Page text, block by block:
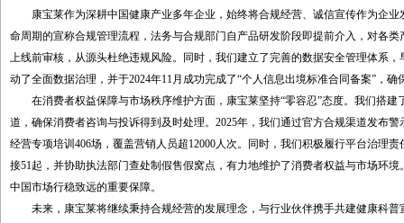
康宝莱作为深耕中国健康产业多年企业，始终将合规经营、诚信宣传作为企业
命周期的宣称合规管理流程，法务与合规部门自产品研发阶段即提前介入，对各
上线前审核，从源头杜绝违规风险。同时，我们建立了完善的数据安全管理体系
动了全面数据治理，并于2024年11月成功完成了“个人信息出境标准合同备案”，
在消费者权益保障与市场秩序维护方面，康宝莱坚持“零容忍”态度。我们搭建
道，确保消费者咨询与投诉得到及时处理。2025年，我们通过官方合规渠道发布
经营专项培训406场，覆盖营销人员超12000人次。同时，我们积极履行平台治理
接51起，并协助执法部门查处制假售假窝点，有力地维护了消费者权益与市场环
中国市场行稳致远的重要保障。
未来，康宝莱将继续秉持合规经营的发展理念，与行业伙伴携手共建健康科普